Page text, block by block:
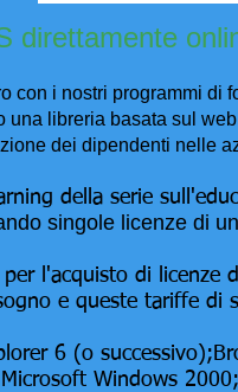
direttamente
con i nostri programmi
una libreria basata sul
dei dipendenti nelle
della serie
singole licenze di
per l'acquisto di licenze
e queste tariffe di
6 (o
Windows